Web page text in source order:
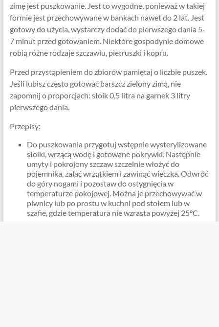
zimę jest puszkowanie. Jest to wygodne, ponieważ w takiej
formie jest przechowywane w bankach nawet do 2 lat. Jest
gotowy do użycia, wystarczy dodać do pierwszego dania 5-
7 minut przed gotowaniem. Niektóre gospodynie domowe
robią różne rodzaje szczawiu, pietruszki i kopru.
Przed przystąpieniem do zbiorów pamiętaj o liczbie puszek.
Jeśli lubisz często gotować barszcz zielony zimą, nie
zapomnij o proporcjach: słoik 0,5 litra na garnek 3 litry
pierwszego dania.
Przepisy:
Do puszkowania przygotuj wstępnie wysterylizowane
słoiki, wrzącą wodę i gotowane pokrywki. Następnie
umyty i pokrojony szczaw szczelnie włożyć do
pojemnika, zalać wrzątkiem i zawinąć wieczka. Odwróć
do góry nogami i pozostaw do ostygnięcia w
temperaturze pokojowej. Można je przechowywać w
piwnicy lub po prostu w kuchni pod stołem lub w
szafie, gdzie temperatura nie wzrasta powyżej 25°C.